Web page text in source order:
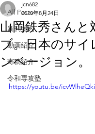
All Posts
新刊案内
動画紹介
寄稿紹介
令和専攻塾
山岡鉄秀さんと
ブ。日本のサイ
ンベージョン。
jcn682
2020年8月24日
https://youtu.be/